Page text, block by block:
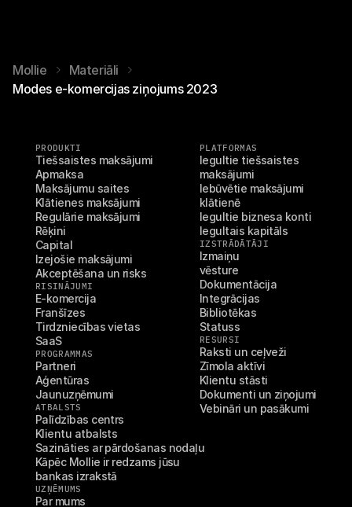
Mollie
Materiāli
Modes e-komercijas ziņojums 2023
PRODUKTI
Tiešsaistes maksājumi
Apmaksa
Maksājumu saites
Klātienes maksājumi
Regulārie maksājumi
Rēķini
Capital
Izejošie maksājumi
Akceptēšana un risks
RISINĀJUMI
E-komercija
Franšīzes
Tirdzniecības vietas
SaaS
PROGRAMMAS
Partneri
Aģentūras
Jaunuzņēmumi
ATBALSTS
Palīdzības centrs
Klientu atbalsts
Sazināties ar pārdošanas nodaļu
Kāpēc Mollie ir redzams jūsu
bankas izrakstā
UZŅĒMUMS
Par mums
PLATFORMAS
Iegultie tiešsaistes
maksājumi
Iebūvētie maksājumi
klātienē
Iegultie biznesa konti
Iegultais kapitāls
IZSTRĀDĀTĀJI
Izmaiņu
vēsture
Dokumentācija
Integrācijas
Bibliotēkas
Statuss
RESURSI
Raksti un ceļveži
Zīmola aktīvi
Klientu stāsti
Dokumenti un ziņojumi
Vebināri un pasākumi